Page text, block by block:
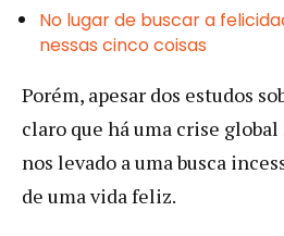
No lugar de buscar a
nessas cinco coisas
Porém, apesar dos estudos
claro que há uma crise
nos levado a uma busca
de uma vida feliz.